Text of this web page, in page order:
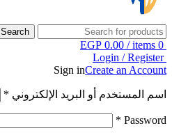
Search
0
items
/
EGP 0.00
Login / Register
Sign inCreate an Account
اسم المستخدم أو البريد الإلكتروني *
Password
*